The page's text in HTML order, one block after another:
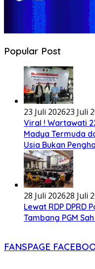
Popular Post
23 Juli 202623 Juli
Viral ! Wartawati
Madya Termuda
Usia Bukan
28 Juli 202628 Juli
Lewat RDP DPRD
Tambang PGM
FANSPAGE